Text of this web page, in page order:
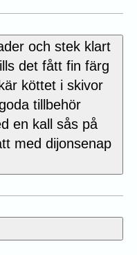
och stek klart
det fått fin färg
köttet i skivor
tillbehör
en kall sås på
med dijonsenap